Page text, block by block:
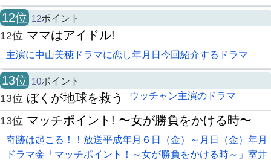
12位 12ポイント
12位 ママはアイドル!
主演に中山美穂ドラマに恋し年月日今回紹介するドラマ
13位 10ポイント
13位 ぼくが地球を救う ウッチャン主演のドラマ
13位 マッチポイント! 〜女が勝負をかける時〜
奇跡は起こる！！放送平成年月６日（金）～月日（金）年月
ドラマ金「マッチポイント！～女が勝負をかける時～」室井